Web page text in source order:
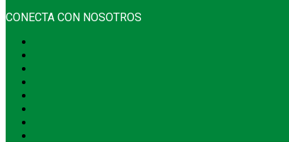
CONECTA CON NOSOTROS